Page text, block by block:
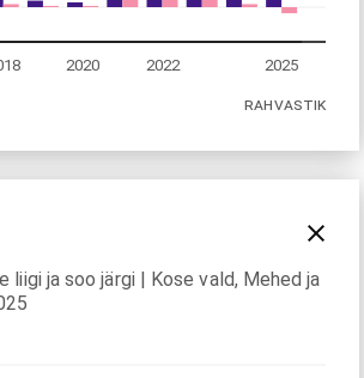
2020 2022 2025
RAHVASTIK
liigi ja soo järgi | Kose vald, Mehed ja